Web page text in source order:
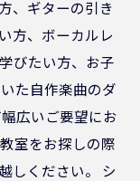
、ギターの引き
方、ボーカルレ
びたい方、お子
た自作楽曲のダ
広いご要望にお
室をお探しの際
しください。 シ